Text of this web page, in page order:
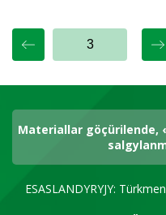
Materiallar göçürilende,
ESASLANDYRYJY: